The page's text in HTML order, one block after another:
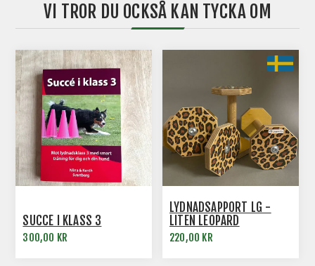
VI TROR DU OCKSÅ KAN TYCKA OM
SUCCÉ I KLASS 3
300,00 KR
LYDNADSAPPORT LG -
LITEN LEOPARD
220,00 KR